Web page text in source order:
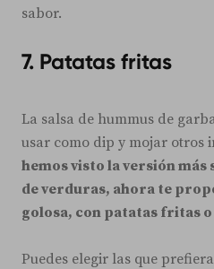
sabor.
7. Patatas fritas
La salsa de hummus de
usar como dip y mojar otros
hemos visto la versión
de verduras, ahora te
golosa, con patatas fritas o
Puedes elegir las que